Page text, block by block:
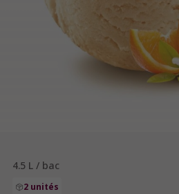
4.5 L / bac
2 unités